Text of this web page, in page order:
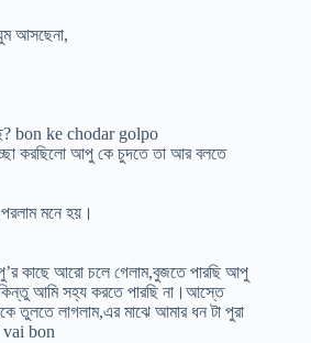
আসছেনা,
bon ke chodar golpo
করছিলো আপু কে চুদতে তা আর বলতে
মনে হয়।
কাছে আরো চলে গেলাম,বুজতে পারছি আপু
আমি সহ্য করতে পারছি না।আস্তে
তুলতে লাগলাম,এর মাঝে আমার ধন টা পুরা
vai bon